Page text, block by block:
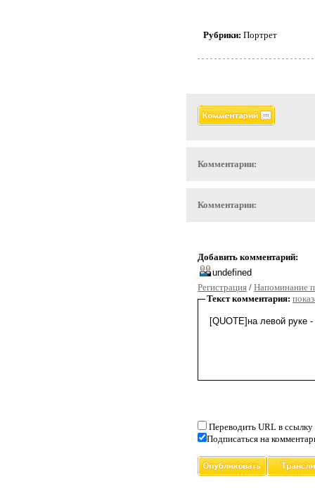
Рубрики: Портрет
Комментарии:
Комментарии:
Добавить комментарий:
Регистрация / Напоминание
Текст комментария:
Переводить URL в ссылку
Подписаться на